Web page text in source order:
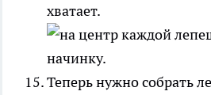
хватает.
Теперь нужно собрать